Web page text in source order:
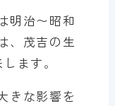
明治〜昭和
、茂吉の生
ます。
きな影響を